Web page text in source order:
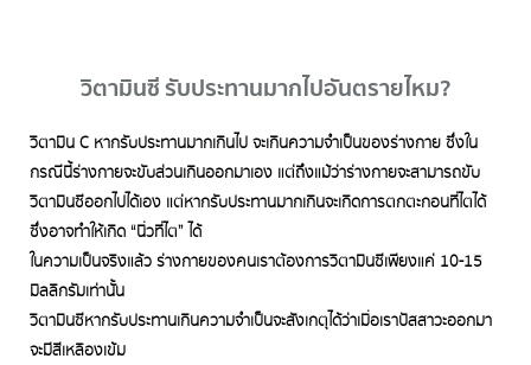
วิตามินซี รับประทานมากไปอันตรายไหม?
วิตามิน C หากรับประทานมากเกินไป จะเกินความจำเป็นของร่างกาย ซึ่งใน
กรณีนี้ร่างกายจะขับส่วนเกินออกมาเอง แต่ถึงแม้ว่าร่างกายจะสามารถขับ
วิตามินซีออกไปได้เอง แต่หากรับประทานมากเกินจะเกิดการตกตะกอนที่ไตได้
ซึ่งอาจทำให้เกิด “นิ่วที่ไต” ได้
ในความเป็นจริงแล้ว ร่างกายของคนเราต้องการวิตามินซีเพียงแค่ 10-15
มิลลิกรัมเท่านั้น
วิตามินซีหากรับประทานเกินความจำเป็นจะสังเกตุได้ว่าเมื่อเราปัสสาวะออกมา
จะมีสีเหลืองเข้ม